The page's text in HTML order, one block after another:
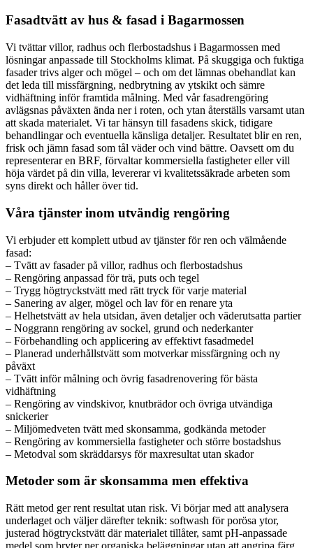
Fasadtvätt av hus & fasad i Bagarmossen
Vi tvättar villor, radhus och flerbostadshus i Bagarmossen med
lösningar anpassade till Stockholms klimat. På skuggiga och fuktiga
fasader trivs alger och mögel – och om det lämnas obehandlat kan
det leda till missfärgning, nedbrytning av ytskikt och sämre
vidhäftning inför framtida målning. Med vår fasadrengöring
avlägsnas påväxten ända ner i roten, och ytan återställs varsamt utan
att skada materialet. Vi tar hänsyn till fasadens skick, tidigare
behandlingar och eventuella känsliga detaljer. Resultatet blir en ren,
frisk och jämn fasad som tål väder och vind bättre. Oavsett om du
representerar en BRF, förvaltar kommersiella fastigheter eller vill
höja värdet på din villa, levererar vi kvalitetssäkrade arbeten som
syns direkt och håller över tid.
Våra tjänster inom utvändig rengöring
Vi erbjuder ett komplett utbud av tjänster för ren och välmående
fasad:
– Tvätt av fasader på villor, radhus och flerbostadshus
– Rengöring anpassad för trä, puts och tegel
– Trygg högtryckstvätt med rätt tryck för varje material
– Sanering av alger, mögel och lav för en renare yta
– Helhetstvätt av hela utsidan, även detaljer och väderutsatta partier
– Noggrann rengöring av sockel, grund och nederkanter
– Förbehandling och applicering av effektivt fasadmedel
– Planerad underhållstvätt som motverkar missfärgning och ny
påväxt
– Tvätt inför målning och övrig fasadrenovering för bästa
vidhäftning
– Rengöring av vindskivor, knutbrädor och övriga utvändiga
snickerier
– Miljömedveten tvätt med skonsamma, godkända metoder
– Rengöring av kommersiella fastigheter och större bostadshus
– Metodval som skräddarsys för maxresultat utan skador
Metoder som är skonsamma men effektiva
Rätt metod ger rent resultat utan risk. Vi börjar med att analysera
underlaget och väljer därefter teknik: softwash för porösa ytor,
justerad högtryckstvätt där materialet tillåter, samt pH-anpassade
medel som bryter ner organiska beläggningar utan att angripa färg